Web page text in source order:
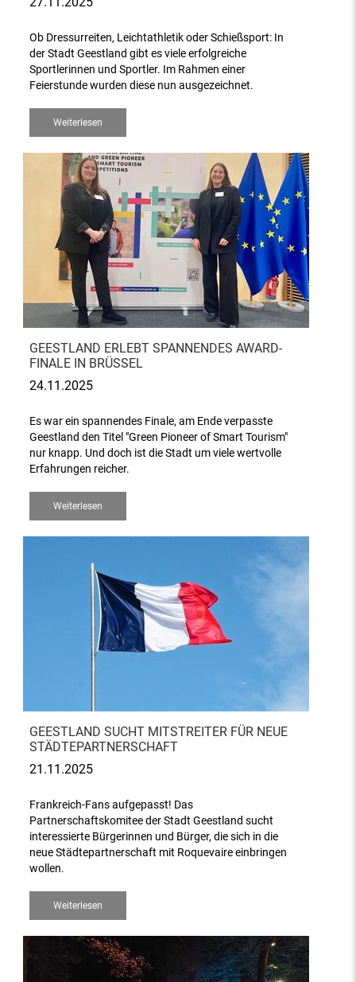
Ob Dressurreiten, Leichtathletik oder Schießsport: In
der Stadt Geestland gibt es viele erfolgreiche
Sportlerinnen und Sportler. Im Rahmen einer
Feierstunde wurden diese nun ausgezeichnet.
Weiterlesen
GEESTLAND ERLEBT SPANNENDES AWARD-
FINALE IN BRÜSSEL
24.11.2025
Es war ein spannendes Finale, am Ende verpasste
Geestland den Titel "Green Pioneer of Smart Tourism"
nur knapp. Und doch ist die Stadt um viele wertvolle
Erfahrungen reicher.
Weiterlesen
GEESTLAND SUCHT MITSTREITER FÜR NEUE
STÄDTEPARTNERSCHAFT
21.11.2025
Frankreich-Fans aufgepasst! Das
Partnerschaftskomitee der Stadt Geestland sucht
interessierte Bürgerinnen und Bürger, die sich in die
neue Städtepartnerschaft mit Roquevaire einbringen
wollen.
Weiterlesen